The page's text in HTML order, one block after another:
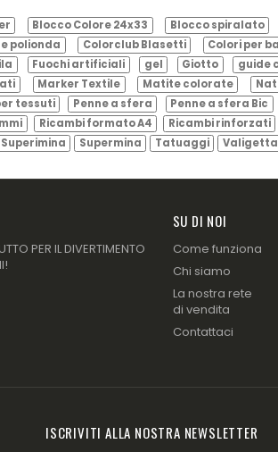
Blocco Colore 24x33 Blocco spiralato
polionda Colorclub Blasetti Colori per
Fuochi artificiali gel Giotto guide
Marker Textile Matite colorate
tessuti Penne a sfera Penne a sfera Bic
Ricambi formato A4 Ricambi rinforzati
Superimina Supermina Tatuaggi Valigetta
PER IL DIVERTIMENTO
SU DI NOI
Come funziona
Chi siamo
La nostra rete
di vendita
Contattaci
ISCRIVITI ALLA NOSTRA NEWSLETTER